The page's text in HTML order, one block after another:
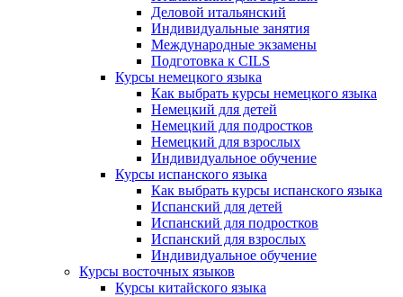
Деловой итальянский
Индивидуальные занятия
Международные экзамены
Подготовка к CILS
Курсы немецкого языка
Как выбрать курсы немецкого языка
Немецкий для детей
Немецкий для подростков
Немецкий для взрослых
Индивидуальное обучение
Курсы испанского языка
Как выбрать курсы испанского языка
Испанский для детей
Испанский для подростков
Испанский для взрослых
Индивидуальное обучение
Курсы восточных языков
Курсы китайского языка